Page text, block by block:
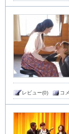
レビュー(0) コ